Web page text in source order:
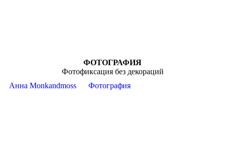
ФОТОГРАФИЯ
Фотофиксация без декораций
Анна Monkandmoss
Фотография